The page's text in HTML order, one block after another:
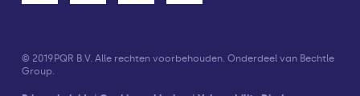
© 2019PQR B.V. Alle rechten voorbehouden. Onderdeel van Bechtle
Group.